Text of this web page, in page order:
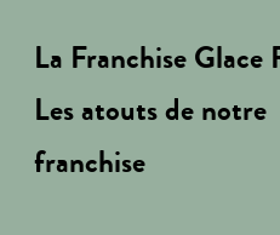
La Franchise Glace
Les atouts de notre
franchise